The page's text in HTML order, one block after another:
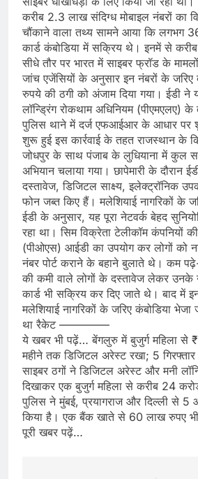
करीब 2.3 लाख संदिग्ध मोबाइल नंबरों का
चौंकाने वाला तथ्य सामने आया कि लगभग
कार्ड कंबोडिया में सक्रिय थे। इनमें से
सीधे तौर पर भारत में साइबर फ्रॉड के
जांच एजेंसियों के अनुसार इन नंबरों के
रुपये की ठगी को अंजाम दिया गया। ईडी ने
लॉन्ड्रिंग रोकथाम अधिनियम (पीएमएलए)
पुलिस थाने में दर्ज एफआईआर के आधार
शुरू हुई इस कार्रवाई के तहत राजस्थान के
जोधपुर के साथ पंजाब के लुधियाना में कुल
अभियान चलाया गया। छापेमारी के दौरान
दस्तावेज, डिजिटल साक्ष्य, इलेक्ट्रॉनिक
फोन जब्त किए हैं। मलेशियाई नागरिकों के
ईडी के अनुसार, यह पूरा नेटवर्क बेहद
रहा था। सिम विक्रेता टेलीकॉम कंपनियों
(पीओएस) आईडी का उपयोग कर लोगों को
नंबर पोर्ट कराने के बहाने बुलाते थे। कम
की कमी वाले लोगों के दस्तावेज लेकर उनके
कार्ड भी सक्रिय कर दिए जाते थे। बाद में
मलेशियाई नागरिकों के जरिए कंबोडिया
था रैकेट ————–
ये खबर भी पढ़ें… बेंगलुरु में बुजुर्ग महिला से
महीने तक डिजिटल अरेस्ट रखा; 5
साइबर ठगों ने डिजिटल अरेस्ट और मनी
दिखाकर एक बुजुर्ग महिला से करीब 24
पुलिस ने मुंबई, प्रयागराज और दिल्ली से 5
किया है। एक बैंक खाते से 60 लाख रुपए
पूरी खबर पढ़ें…